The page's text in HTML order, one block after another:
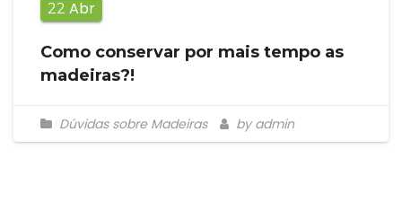
22 Abr
Como conservar por mais tempo as
madeiras?!
Dúvidas sobre Madeiras by admin